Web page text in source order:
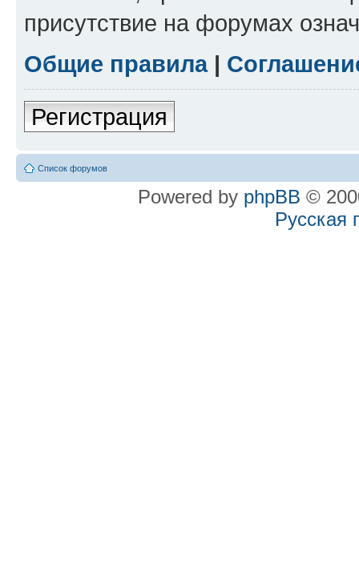
присутствие на форумах
Общие правила|
Регистрация
Список форумов
Powered by phpBB ©
Русская